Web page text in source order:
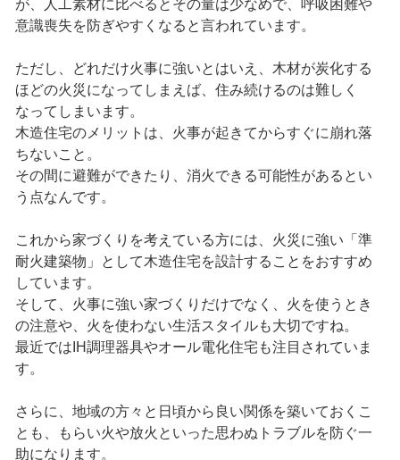
が、人工素材に比べるとその量は少なめで、呼吸困難や
意識喪失を防ぎやすくなると言われています。
ただし、どれだけ火事に強いとはいえ、木材が炭化する
ほどの火災になってしまえば、住み続けるのは難しく
なってしまいます。
木造住宅のメリットは、火事が起きてからすぐに崩れ落
ちないこと。
その間に避難ができたり、消火できる可能性があるとい
う点なんです。
これから家づくりを考えている方には、火災に強い「準
耐火建築物」として木造住宅を設計することをおすすめ
しています。
そして、火事に強い家づくりだけでなく、火を使うとき
の注意や、火を使わない生活スタイルも大切ですね。
最近ではIH調理器具やオール電化住宅も注目されていま
す。
さらに、地域の方々と日頃から良い関係を築いておくこ
とも、もらい火や放火といった思わぬトラブルを防ぐ一
助になります。